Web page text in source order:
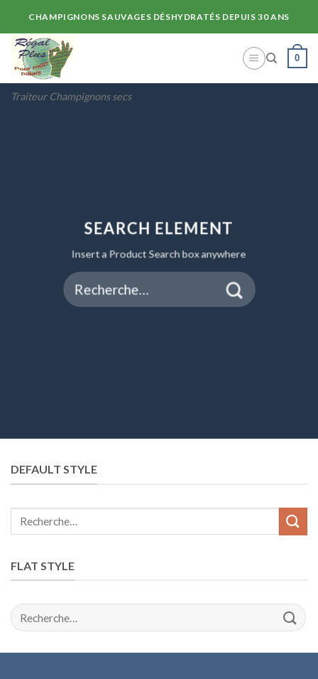
content
CHAMPIGNONS SAUVAGES DÉSHYDRATÉS DEPUIS 30 ANS
Traiteur Champignons secs
0
SEARCH ELEMENT
Insert a Product Search box anywhere
DEFAULT STYLE
FLAT STYLE